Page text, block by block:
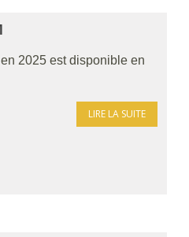
2025 est disponible en
LIRE LA SUITE